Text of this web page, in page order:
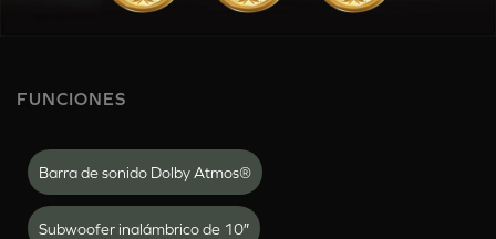
FUNCIONES
Barra de sonido Dolby Atmos®
Subwoofer inalámbrico de 10″